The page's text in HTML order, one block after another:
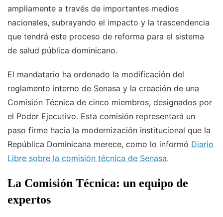
ampliamente a través de importantes medios
nacionales, subrayando el impacto y la trascendencia
que tendrá este proceso de reforma para el sistema
de salud pública dominicano.
El mandatario ha ordenado la modificación del
reglamento interno de Senasa y la creación de una
Comisión Técnica de cinco miembros, designados por
el Poder Ejecutivo. Esta comisión representará un
paso firme hacia la modernización institucional que la
República Dominicana merece, como lo informó Diario
Libre sobre la comisión técnica de Senasa.
La Comisión Técnica: un equipo de
expertos